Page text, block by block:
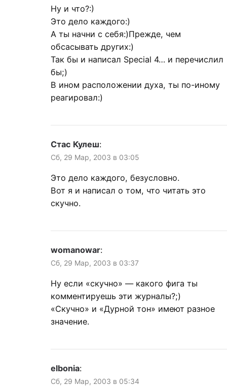
Ну и что?:)
Это дело каждого:)
А ты начни с себя:)Прежде, чем
обсасывать других:)
Так бы и написал Special 4… и перечислил
бы;)
В ином расположении духа, ты по-иному
реагировал:)
Стас Кулеш:
Сб, 29 Мар, 2003 в 03:05
Это дело каждого, безусловно.
Вот я и написал о том, что читать это
скучно.
womanowar:
Сб, 29 Мар, 2003 в 03:37
Ну если «скучно» — какого фига ты
комментируешь эти журналы?;)
«Скучно» и «Дурной тон» имеют разное
значение.
elbonia:
Сб, 29 Мар, 2003 в 05:34